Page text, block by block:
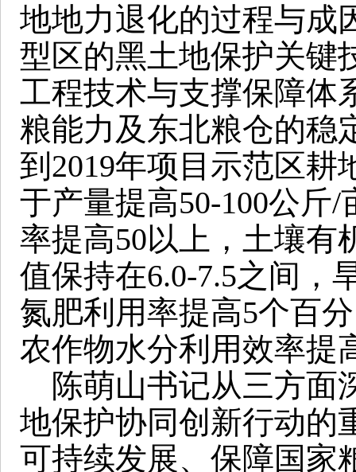
地地力退化的过程与成
型区的黑土地保护关键
工程技术与支撑保障体
粮能力及东北粮仓的稳
到2019年项目示范区耕
于产量提高50-100公斤
率提高50以上，土壤有
值保持在6.0-7.5之间，
氮肥利用率提高5个百
农作物水分利用效率提
陈萌山书记从三方面
地保护协同创新行动的
可持续发展、保障国家